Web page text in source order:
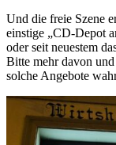
Und die freie Szene
einstige „CD-Depot
oder seit neuestem
Bitte mehr davon
solche Angebote